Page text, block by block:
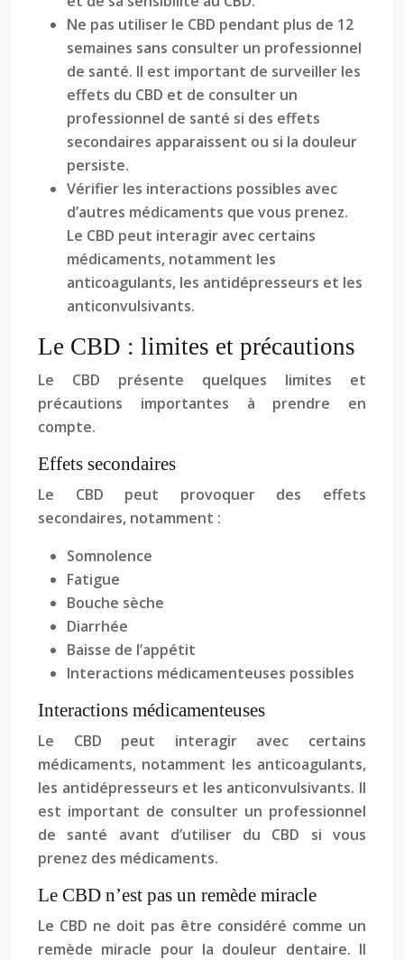
Ne pas utiliser le CBD pendant plus de 12
semaines sans consulter un professionnel
de santé. Il est important de surveiller les
effets du CBD et de consulter un
professionnel de santé si des effets
secondaires apparaissent ou si la douleur
persiste.
Vérifier les interactions possibles avec
d’autres médicaments que vous prenez.
Le CBD peut interagir avec certains
médicaments, notamment les
anticoagulants, les antidépresseurs et les
anticonvulsivants.
Le CBD : limites et précautions
Le CBD présente quelques limites et
précautions importantes à prendre en
compte.
Effets secondaires
Le CBD peut provoquer des effets
secondaires, notamment :
Somnolence
Fatigue
Bouche sèche
Diarrhée
Baisse de l’appétit
Interactions médicamenteuses possibles
Interactions médicamenteuses
Le CBD peut interagir avec certains
médicaments, notamment les anticoagulants,
les antidépresseurs et les anticonvulsivants. Il
est important de consulter un professionnel
de santé avant d’utiliser du CBD si vous
prenez des médicaments.
Le CBD n’est pas un remède miracle
Le CBD ne doit pas être considéré comme un
remède miracle pour la douleur dentaire. Il